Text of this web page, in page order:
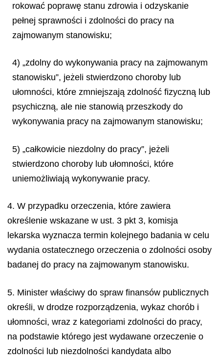
rokować poprawę stanu zdrowia i odzyskanie
pełnej sprawności i zdolności do pracy na
zajmowanym stanowisku;
4) „zdolny do wykonywania pracy na zajmowanym
stanowisku”, jeżeli stwierdzono choroby lub
ułomności, które zmniejszają zdolność fizyczną lub
psychiczną, ale nie stanowią przeszkody do
wykonywania pracy na zajmowanym stanowisku;
5) „całkowicie niezdolny do pracy”, jeżeli
stwierdzono choroby lub ułomności, które
uniemożliwiają wykonywanie pracy.
4. W przypadku orzeczenia, które zawiera
określenie wskazane w ust. 3 pkt 3, komisja
lekarska wyznacza termin kolejnego badania w celu
wydania ostatecznego orzeczenia o zdolności osoby
badanej do pracy na zajmowanym stanowisku.
5. Minister właściwy do spraw finansów publicznych
określi, w drodze rozporządzenia, wykaz chorób i
ułomności, wraz z kategoriami zdolności do pracy,
na podstawie którego jest wydawane orzeczenie o
zdolności lub niezdolności kandydata albo